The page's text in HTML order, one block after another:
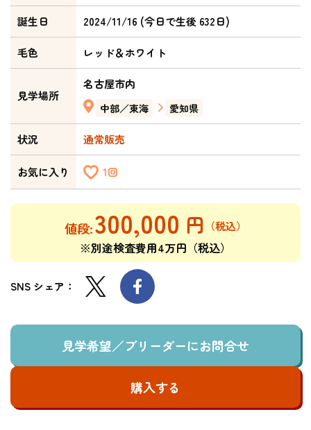
誕生日 2024/11/16 (今日で生後 632日)
毛色 レッド＆ホワイト
見学場所
名古屋市内
中部／東海 愛知県
状況 通常販売
お気に入り 1回
300,000
※別途検査費用4万円（税込）
SNS シェア：
見学希望／ブリーダーにお問合せ
購入する